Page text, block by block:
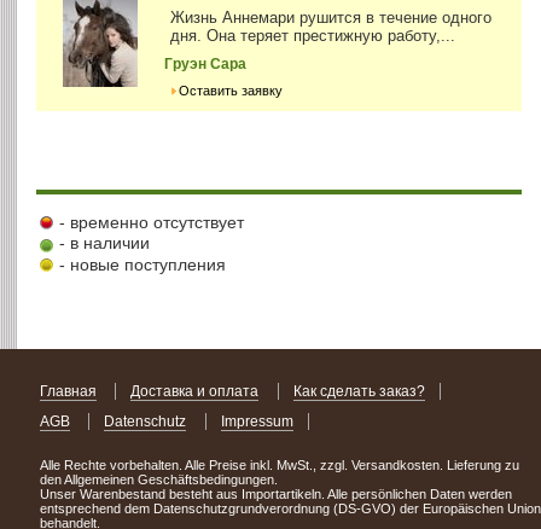
Жизнь Аннемари рушится в течение одного
дня. Она теряет престижную работу,...
Груэн Сара
Оставить заявку
- временно отсутствует
- в наличии
- новые поступления
Главная Доставка и оплата
Как сделать заказ?
AGB
Datenschutz Impressum
Alle Rechte vorbehalten. Alle Preise inkl. MwSt., zzgl. Versandkosten. Lieferung zu
den Allgemeinen Geschäftsbedingungen.
Unser Warenbestand besteht aus Importartikeln. Alle persönlichen Daten werden
entsprechend dem Datenschutzgrundverordnung (DS-GVO) der Europäischen Union
behandelt.